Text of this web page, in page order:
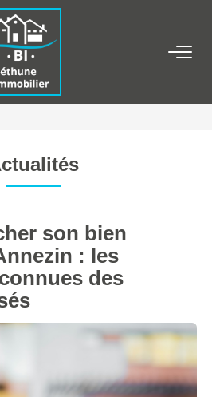
MAILS
AGENCES
Contacts
Actualités
BIENS
Locations
son bien
: les
des